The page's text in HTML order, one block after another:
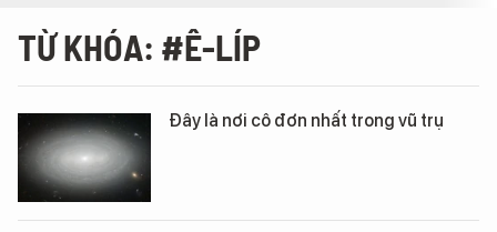
TỪ KHÓA: #Ê-LÍP
Đây là nơi cô đơn nhất trong vũ trụ